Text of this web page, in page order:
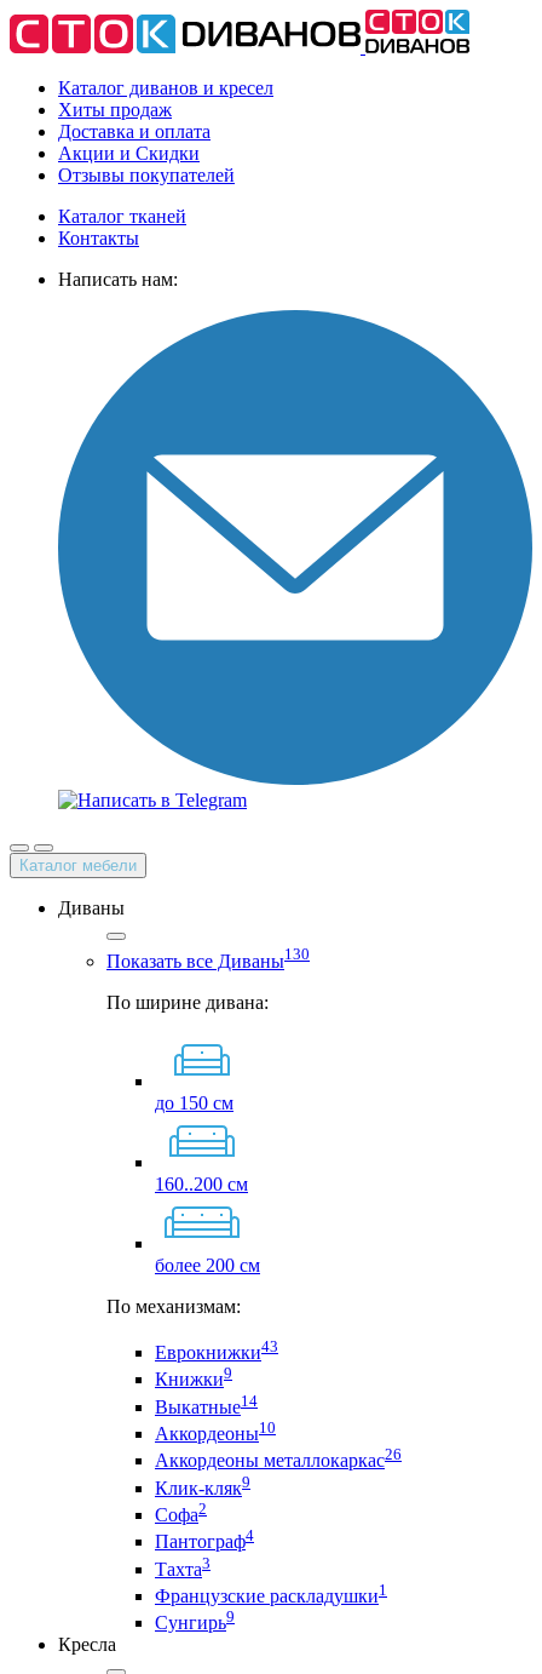
Каталог диванов и кресел
Хиты продаж
Доставка и оплата
Акции и Скидки
Отзывы покупателей
Каталог тканей
Контакты
Написать нам:
Каталог мебели
Диваны
Показать все Диваны130
По ширине дивана:
до 150 см
160..200 см
более 200 см
По механизмам:
Еврокнижки43
Книжки9
Выкатные14
Аккордеоны10
Аккордеоны металлокаркас26
Клик-кляк9
Софа2
Пантограф4
Тахта3
Французские раскладушки1
Сунгирь9
Кресла